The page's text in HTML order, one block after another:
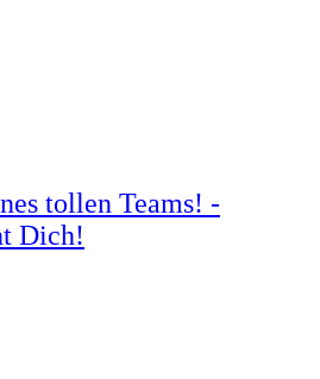
tollen Teams! -
Dich!